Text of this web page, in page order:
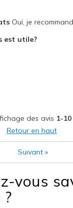
Feels true to width
Oui, je
est utile?
des avis 1-10
Retour en haut
Suivant »
vous